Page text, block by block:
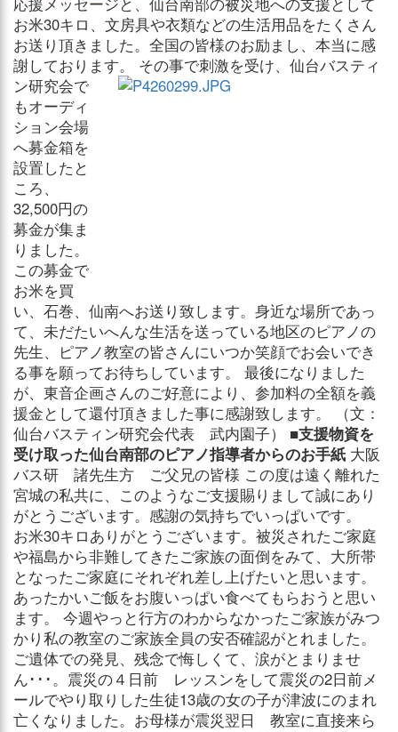
お米30キロ、文房具や衣類などの生活用品をたくさん
お送り頂きました。全国の皆様のお励まし、本当に感
謝しております。
その事で刺激を受け、仙台バスティ
ン研究会で
もオーディ
ション会場
へ募金箱を
設置したと
ころ、
32,500円の
募金が集ま
りました。
この募金で
お米を買
い、石巻、仙南へお送り致します。身近な場所であっ
て、未だたいへんな生活を送っている地区のピアノの
先生、ピアノ教室の皆さんにいつか笑顔でお会いでき
る事を願ってお待ちしています。 最後になりました
が、東音企画さんのご好意により、参加料の全額を義
援金として還付頂きました事に感謝致します。 （文：
仙台バスティン研究会代表 武内園子） ■支援物資を
受け取った仙台南部のピアノ指導者からのお手紙 大阪
バス研 諸先生方 ご父兄の皆様 この度は遠く離れた
宮城の私共に、このようなご支援賜りまして誠にあり
がとうございます。感謝の気持ちでいっぱいです。
お米30キロありがとうございます。被災されたご家庭
や福島から非難してきたご家族の面倒をみて、大所帯
となったご家庭にそれぞれ差し上げたいと思います。
あったかいご飯をお腹いっぱい食べてもらおうと思い
ます。 今週やっと行方のわからなかったご家族がみつ
かり私の教室のご家族全員の安否確認がとれました。
ご遺体での発見、残念で悔しくて、涙がとまりませ
ん･･･。震災の４日前 レッスンをして震災の2日前メ
ールでやり取りした生徒13歳の女の子が津波にのまれ
亡くなりました。お母様が震災翌日 教室に直接来ら